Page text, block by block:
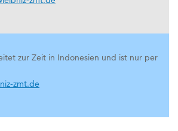
zur Zeit in Indonesien und ist nur per
zmt.de